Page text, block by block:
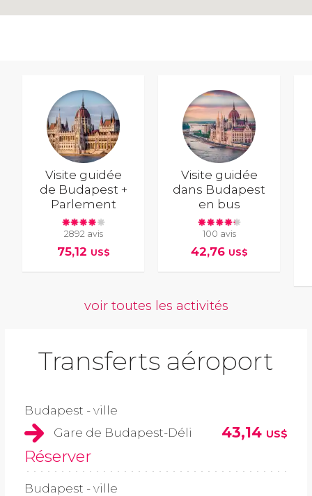
Visite guidée
de Budapest +
Parlement
2892 avis
75,12 US$
Visite guidée
dans Budapest
en bus
100 avis
42,76 US$
voir toutes les activités
Transferts aéroport
Budapest - ville
Gare de Budapest-Déli
43,14 US$
Réserver
Budapest - ville